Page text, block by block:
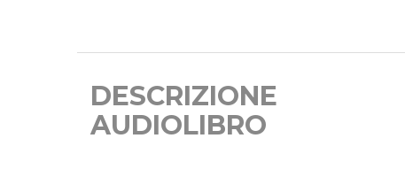
DESCRIZIONE
AUDIOLIBRO